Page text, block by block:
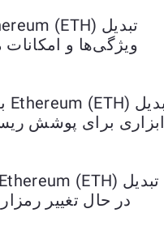
ویژگی‌ها و
ابزاری برای پوشش
در حال تغییر